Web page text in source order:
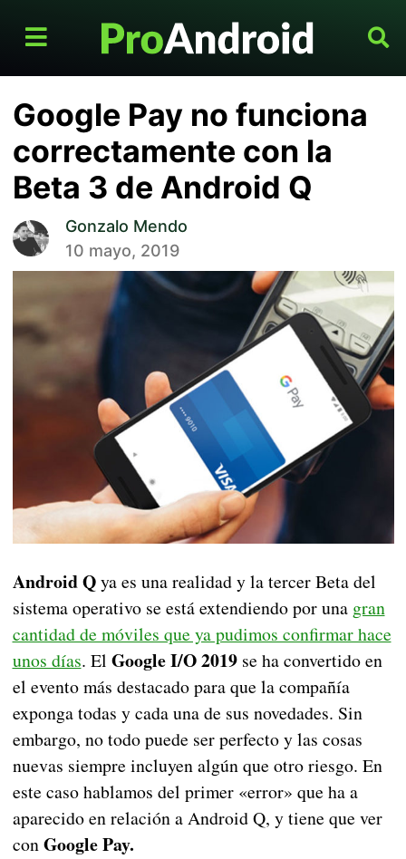
Google Pay no funciona
correctamente con la
Beta 3 de Android Q
Gonzalo Mendo
10 mayo, 2019
Android Qya es una realidad y la tercer Beta del
sistema operativo se está extendiendo por una gran
cantidad de móviles que ya pudimos confirmar hace
unos días. El Google I/O 2019se ha convertido en
el evento más destacado para que la compañía
exponga todas y cada una de sus novedades. Sin
embargo, no todo puede ser perfecto y las cosas
nuevas siempre incluyen algún que otro riesgo. En
este caso hablamos del primer «error» que ha a
aparecido en relación a Android Q, y tiene que ver
conGoogle Pay.